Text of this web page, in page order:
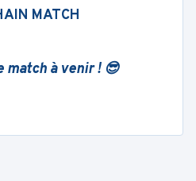
MATCH
match à venir ! 😎